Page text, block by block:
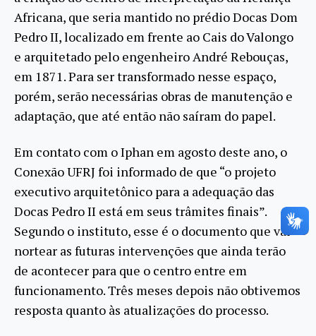
Africana, que seria mantido no prédio Docas Dom
Pedro II, localizado em frente ao Cais do Valongo
e arquitetado pelo engenheiro André Rebouças,
em 1871. Para ser transformado nesse espaço,
porém, serão necessárias obras de manutenção e
adaptação, que até então não saíram do papel.
Em contato com o Iphan em agosto deste ano, o
Conexão UFRJ foi informado de que “o projeto
executivo arquitetônico para a adequação das
Docas Pedro II está em seus trâmites finais”.
Segundo o instituto, esse é o documento que vai
nortear as futuras intervenções que ainda terão
de acontecer para que o centro entre em
funcionamento. Três meses depois não obtivemos
resposta quanto às atualizações do processo.